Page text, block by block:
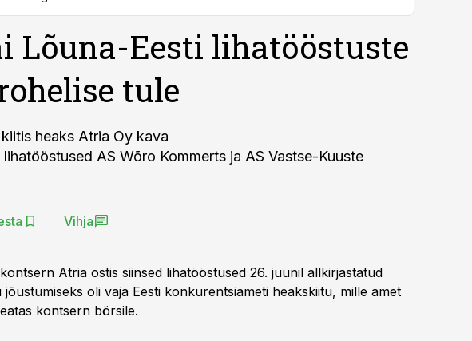
Lõuna-Eesti lihatööstuste
tule
heaks Atria Oy kava
AS Wõro Kommerts ja AS Vastse-Kuuste
Vihja
Atria ostis siinsed lihatööstused 26. juunil allkirjastatud
jõustumiseks oli vaja Eesti konkurentsiameti heakskiitu, mille amet
kontsern börsile.